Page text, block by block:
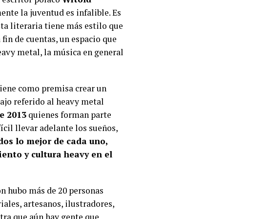
la juventud es infalible. Es
literaria tiene más estilo que
de cuentas, un espacio que
metal, la música en general
como premisa crear un
referido al heavy metal
2013 quienes forman parte
llevar adelante los sueños,
lo mejor de cada uno,
y cultura heavy en el
más de 20 personas
artesanos, ilustradores,